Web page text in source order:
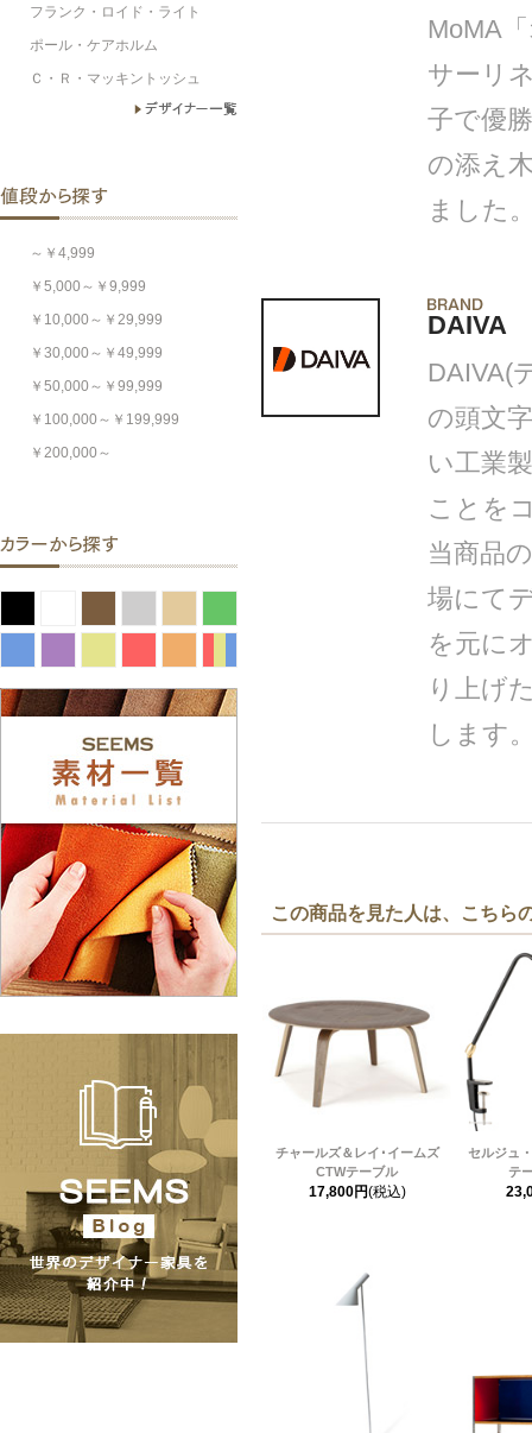
フランク・ロイド・ライト
ポール・ケアホルム
Ｃ・Ｒ・マッキントッシュ
～￥4,999
￥5,000～￥9,999
￥10,000～￥29,999
￥30,000～￥49,999
￥50,000～￥99,999
￥100,000～￥199,999
￥200,000～
MoMA
サーリ
子で優
の添え
ました
DAIVA
DAIVA(
の頭文
い工業
ことを
当商品
場にて
を元に
り上げ
します
この商品を見た人は、こちら
チャールズ＆レイ･イームズ
CTWテーブル
17,800円(税込)
セルジュ
テ